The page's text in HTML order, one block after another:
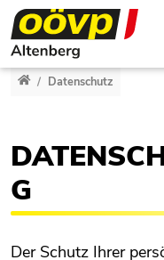
Direkt zur
Direkt zum Inhalt
altenberg.ooevp.at
Datenschutz
G
Der Schutz Ihrer